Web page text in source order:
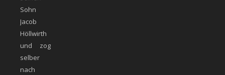
Sohn
Jacob
Höllwirth
und zog
selber
nach